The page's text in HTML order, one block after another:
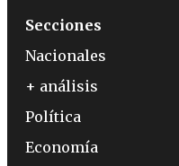
Secciones
Nacionales
+ análisis
Política
Economía